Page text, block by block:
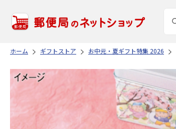
ホーム ギフトストア お中元・夏ギフト特集 2026